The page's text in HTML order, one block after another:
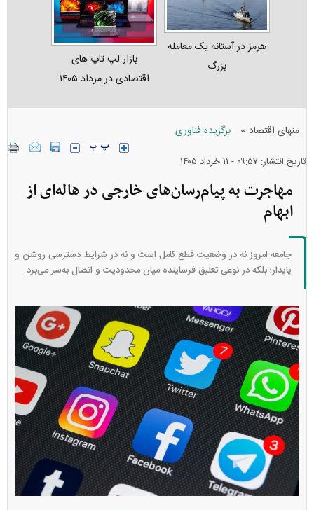
هرمز در آستانه یک معامله
بزرگ
بازار لپ‌ تاپ‌ های
اقتصادی در مرداد ۱۴۰۵
منهای اقتصاد » برگزیده فناوری
تاریخ انتشار: ۰۹:۵۷ - ۱۱ خرداد ۱۴۰۵
مهاجرت به پیام‌رسان‌های خارجی در هاله‌ای از
ابهام
جامعه امروز نه در وضعیت قطع کامل است و نه در شرایط دسترسی روشن و
پایدار؛ بلکه در نوعی تعلیق فرساینده میان محدودیت و اتصال به‌سر می‌برد.